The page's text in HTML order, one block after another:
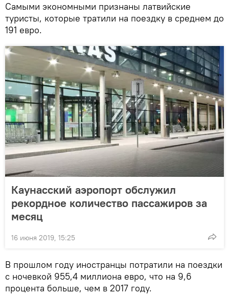
Самыми экономными признаны латвийские
туристы, которые тратили на поездку в среднем до
191 евро.
Каунасский аэропорт обслужил
рекордное количество пассажиров за
месяц
16 июня 2019, 15:25
В прошлом году иностранцы потратили на поездки
с ночевкой 955,4 миллиона евро, что на 9,6
процента больше, чем в 2017 году.